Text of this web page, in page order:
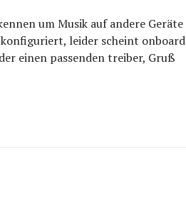
um Musik auf andere Geräte
konfiguriert, leider scheint onboard
einen passenden treiber, Gruß